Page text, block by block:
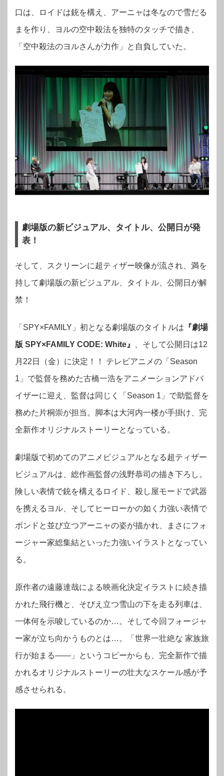
口は、
ロイドは銃を構え、アーニャは冬なので雪だる
まを作り、ヨルの空中殺法を独特のタッチで描き、
「空中殺法のヨルさんが力作」と自負していた。
劇場版の新ビジュアル、タイトル、公開日が発
表！
そして、スクリーンに超ティザー映像が流され、満を
持して劇場版の新ビジュアル、タイトル、公開日が解
禁！
「SPY×FAMILY」初となる劇場版のタイトルは 『劇場
版 SPY×FAMILY CODE: White』
、そして公開日は12
月22日（金）に決定！！ テレビアニメの「Season
1」で監督を務めた古橋一浩をアニメーションアドバ
イザーに迎え、監督は同じく「Season 1」で助監督を
務めた片桐崇が担当。脚本は大河内一楼が手掛け、完
全新作オリジナルストーリーとなっている。
劇場版で初めてのアニメビジュアルとなる超ティザー
ビジュアルは、総作画監督の浅野恭司の描き下ろし。
険しい表情で銃を構えるロイド、殺し屋モードで武器
を携えるヨル、そしてヒーローかの如く力強い表情で
ボンドと並び立つアーニャの姿が描かれ、まさにフォ
ージャー家総集結といった力強いイラストとなってい
る。
原作者の遠藤達哉による映画化決定イラストに続き描
かれた飛行機と、そびえ立つ雪山の下を走る列車は、
一体何を示唆しているのか…。そして今回フォージャ
ー家が立ち向かうものとは…。「世界一壮絶な 家族旅
行が始まる――」というコピーからも、完全新作で描
かれるオリジナルストーリーの壮大なスケール感が予
感させられる。